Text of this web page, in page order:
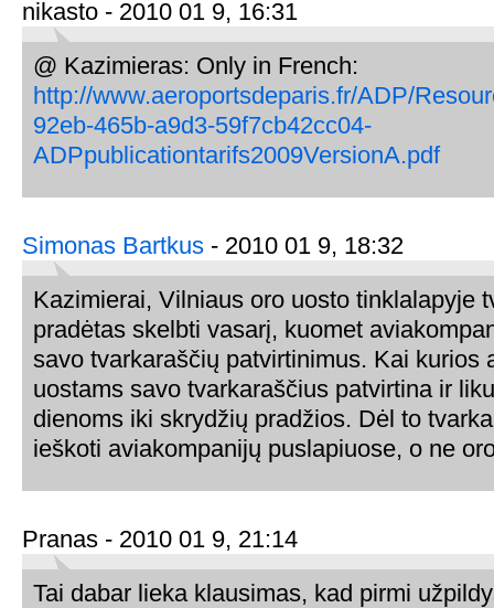
nikasto - 2010 01 9, 16:31
@ Kazimieras: Only in French:
http://www.aeroportsdeparis.fr/ADP/
92eb-465b-a9d3-59f7cb42cc04-
ADPpublicationtarifs2009VersionA.pdf
Simonas Bartkus - 2010 01 9, 18:32
Kazimierai, Vilniaus oro uosto tinklalapyje
pradėtas skelbti vasarį, kuomet
savo tvarkaraščių patvirtinimus. Kai kurios
uostams savo tvarkaraščius patvirtina ir
dienoms iki skrydžių pradžios. Dėl to
ieškoti aviakompanijų puslapiuose, o ne
Pranas - 2010 01 9, 21:14
Tai dabar lieka klausimas, kad pirmi